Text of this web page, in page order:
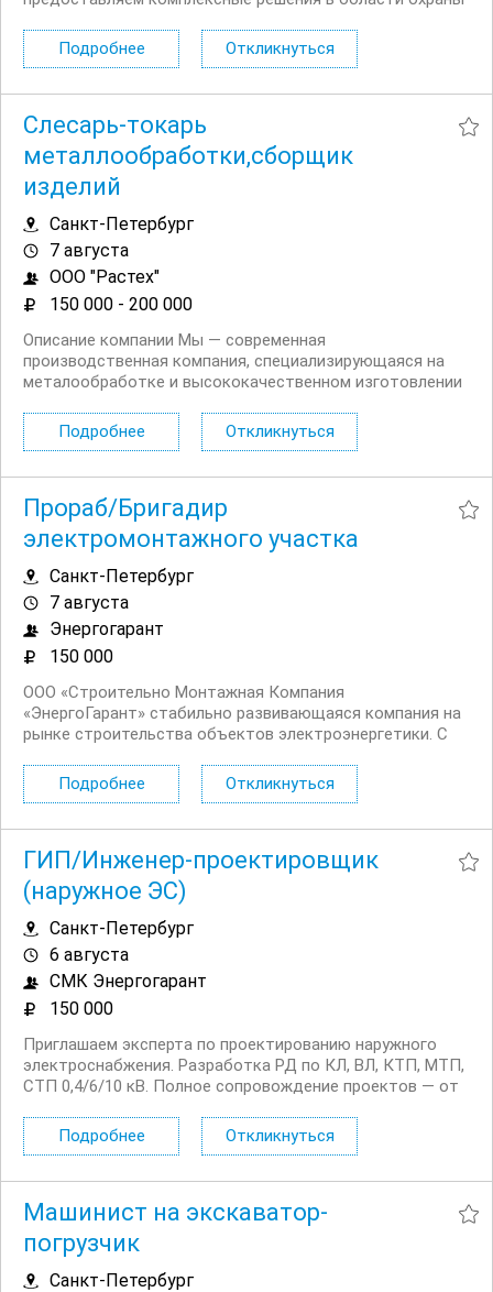
включая торговые центры, офисы и жилые комплексы.
Наша команда состоит из...
Подробнее Откликнуться
Слесарь-токарь
металлообработки,сборщик
изделий
Санкт-Петербург
7 августа
ООО "Растех"
150 000 - 200 000
Описание компании Мы — современная
производственная компания, специализирующаяся на
металообработке и высококачественном изготовлении
занимается внедрением инновационных технологий и
предлагает своим сотрудникам возможности для
Подробнее Откликнуться
Прораб/Бригадир
электромонтажного участка
Санкт-Петербург
7 августа
Энергогарант
150 000
ООО «Строительно Монтажная Компания
«ЭнергоГарант» стабильно развивающаяся компания на
рынке строительства объектов электроэнергетики. С
строительно монтажных работ в области
энергообеспечения и генерации. Наша специализация :...
Подробнее Откликнуться
ГИП/Инженер-проектировщик
(наружное ЭС)
Санкт-Петербург
6 августа
СМК Энергогарант
150 000
Приглашаем эксперта по проектированию наружного
электроснабжения. Разработка РД по КЛ, ВЛ, КТП, МТП,
СТП 0,4/6/10 кВ. Полное сопровождение проектов — от
“Россети Ленэнерго”. Офис в центре, стабильный заказ,
белая зарплата. О компании Мы —...
Подробнее Откликнуться
Машинист на экскаватор-
погрузчик
Санкт-Петербург